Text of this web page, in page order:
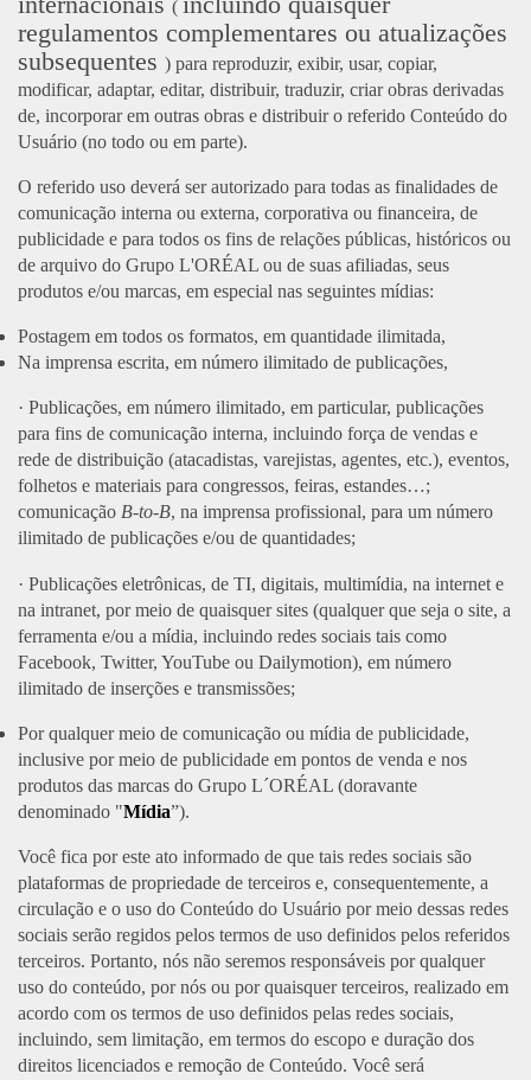
(
regulamentos complementares ou atualizações
subsequentes ) para reproduzir, exibir, usar, copiar,
modificar, adaptar, editar, distribuir, traduzir, criar obras derivadas
de, incorporar em outras obras e distribuir o referido Conteúdo do
Usuário (no todo ou em parte).
O referido uso deverá ser autorizado para todas as finalidades de
comunicação interna ou externa, corporativa ou financeira, de
publicidade e para todos os fins de relações públicas, históricos ou
de arquivo do Grupo L'ORÉAL ou de suas afiliadas, seus
produtos e/ou marcas, em especial nas seguintes mídias:
Postagem em todos os formatos, em quantidade ilimitada,
Na imprensa escrita, em número ilimitado de publicações,
· Publicações, em número ilimitado, em particular, publicações
para fins de comunicação interna, incluindo força de vendas e
rede de distribuição (atacadistas, varejistas, agentes, etc.), eventos,
folhetos e materiais para congressos, feiras, estandes…;
comunicação B-to-B, na imprensa profissional, para um número
ilimitado de publicações e/ou de quantidades;
· Publicações eletrônicas, de TI, digitais, multimídia, na internet e
na intranet, por meio de quaisquer sites (qualquer que seja o site, a
ferramenta e/ou a mídia, incluindo redes sociais tais como
Facebook, Twitter, YouTube ou Dailymotion), em número
ilimitado de inserções e transmissões;
Por qualquer meio de comunicação ou mídia de publicidade,
inclusive por meio de publicidade em pontos de venda e nos
produtos das marcas do Grupo L´ORÉAL (doravante
denominado "Mídia”).
Você fica por este ato informado de que tais redes sociais são
plataformas de propriedade de terceiros e, consequentemente, a
circulação e o uso do Conteúdo do Usuário por meio dessas redes
sociais serão regidos pelos termos de uso definidos pelos referidos
terceiros. Portanto, nós não seremos responsáveis por qualquer
uso do conteúdo, por nós ou por quaisquer terceiros, realizado em
acordo com os termos de uso definidos pelas redes sociais,
incluindo, sem limitação, em termos do escopo e duração dos
direitos licenciados e remoção de Conteúdo. Você será